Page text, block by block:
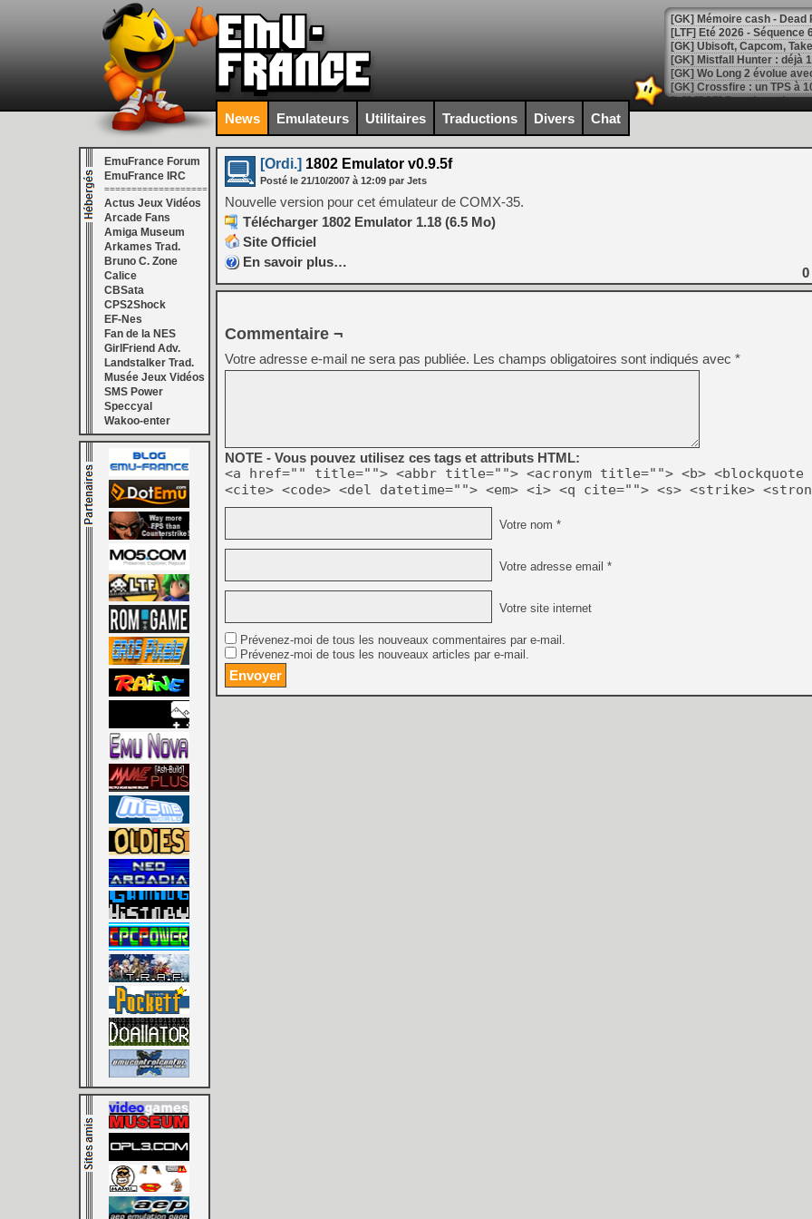
[LTF] Eté 2026 - Séquence
[GK] Mistfall Hunter : déjà
[GK] Wo Long 2 évolue
[GK] Crossfire : un TPS à
[LS] [PS5] Premiers
[Mo5] DOOM arrive en
[GK] Bethesda fête les 30
[GK] Roblox : l'action en
[GK] Agenda - GeForce
[GK] Devolver Digital en a
[LS] [PS5] ps5-y2jb-
[GK] Pourquoi Marvel
[GK] Test : Restory : Chill
[GK] GTA 6 : Rockstar
[GK] Hot Wheels Infinite
[GK] Mémoire cash -
[GK] Résultats Nintendo :
[GK] Déjà des
[Mo5] Brickboy cherche à
[GK] Minecraft et ses «
[GK] Beast of
[GK] Ubisoft : fin de partie
[GK] Mémoire cash -
[GK] Dan Houser (GTA)
[GK] Comment EA Sports
[GK] Crimson Moon : un
[GK] Isle of Reveries : le
[GK] Moonlighter 2 : The
[GK] Capcom relance
[GK] Guillermo del Toro
News Emulateurs Utilitaires Traductions Divers Chat
EmuFrance Forum
EmuFrance IRC
===================
Actus Jeux Vidéos
Arcade Fans
Amiga Museum
Arkames Trad.
Bruno C. Zone
Calice
CBSata
CPS2Shock
EF-Nes
Fan de la NES
GirlFriend Adv.
Landstalker Trad.
Musée Jeux Vidéos
SMS Power
Speccyal
Wakoo-enter
[Ordi.] 1802 Emulator v0.9.5f
Posté le 21/10/2007 à 12:09 par Jets
Nouvelle version pour cet émulateur de COMX-35.
Télécharger 1802 Emulator 1.18 (6.5 Mo)
Site Officiel
En savoir plus…
0
Commentaire ¬
Votre adresse e-mail ne sera pas publiée. Les champs obligatoires sont indiqués avec *
NOTE - Vous pouvez utilisez ces tags et attributs HTML:
<a href="" title=""> <abbr title=""> <acronym title=""> <b> <blockquote
<cite> <code> <del datetime=""> <em> <i> <q cite=""> <s> <strike>
Votre nom *
Votre adresse email *
Votre site internet
Prévenez-moi de tous les nouveaux commentaires par e-mail.
Prévenez-moi de tous les nouveaux articles par e-mail.